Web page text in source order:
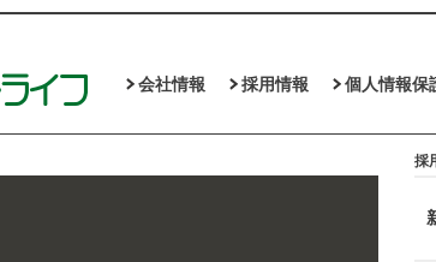
会社情報 採用情報 個人情報保
採